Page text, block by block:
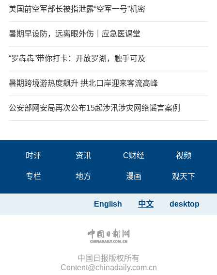
美国前空军部长被指泄露“空军一号”机密
暑期早设防，远离眼外伤｜应急医课堂
“罗犇犇”带你打卡：开放罗湖，触手可及
暑期跨境游热度飙升 拱北口岸迎来客流高峰
公安部网安局再次公布15起涉汛涉灾网络谣言案例
时评 资讯 C财经 视频
专栏 地方 漫画 观天下
desktop
中文
English
中国日报版权所有
Content@chinadaily.com.cn